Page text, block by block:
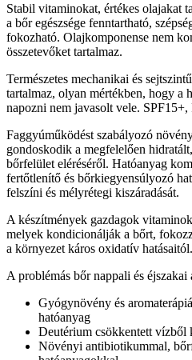
Stabil vitaminokat, értékes olajakat
a bőr egészsége fenntartható,
fokozható. Olajkomponense nem
összetevőket tartalmaz.
Természetes mechanikai és
tartalmaz, olyan mértékben, hogy a
napozni nem javasolt vele. SPF15+,
Faggyúműködést szabályozó
gondoskodik a megfelelően
bőrfelület eléréséről. Hatóanyag
fertőtlenítő és bőrkiegyensúlyozó
felszíni és mélyrétegi kiszáradását.
A készítmények gazdagok
melyek kondicionálják a bőrt,
a környezet káros oxidatív hatásaitól.
A problémás bőr nappali és éjszakai
Gyógynövény és
hatóanyag
Deutérium csökkentett vízből
Növényi antibiotikummal,